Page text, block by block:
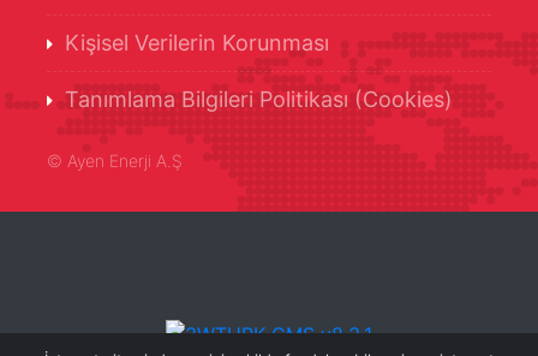
Kişisel Verilerin Korunması
Tanımlama Bilgileri Politikası (Cookies)
© Ayen Enerji A.Ş